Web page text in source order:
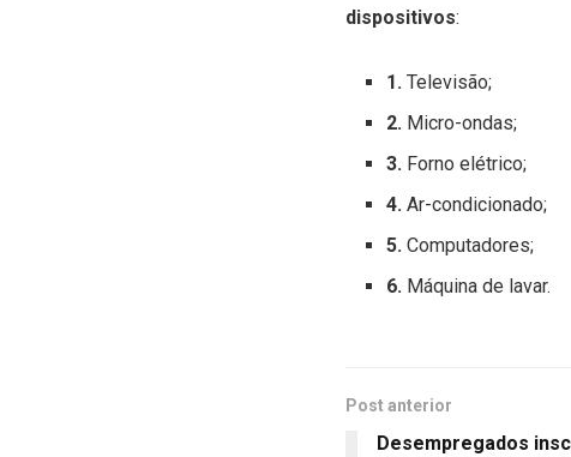
dispositivos:
1.Televisão;
2. Micro-ondas;
3. Forno elétrico;
4.Ar-condicionado;
5. Computadores;
6. Máquina de lavar.
Post anterior
Desempregados